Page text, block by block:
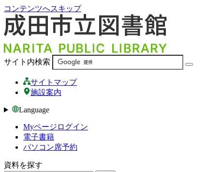
コンテンツへスキップ
サイト内検索
サイトマップ
施設案内
Language
Myページログイン
電子書籍
パソコン席予約
資料を探す